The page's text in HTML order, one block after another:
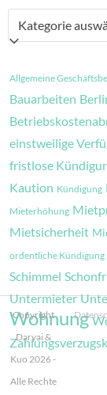
Kategorien
Allgemeine
Bauarbeiten
einstweilige
fristlose
Kaution Kündigung
Mieterhöhung
Mietsicherheit
ordentliche Kündigung
Schimmel
Untermieter
Wohnung
Copyright
Daryai &
Kuo 2026 -
Alle Rechte